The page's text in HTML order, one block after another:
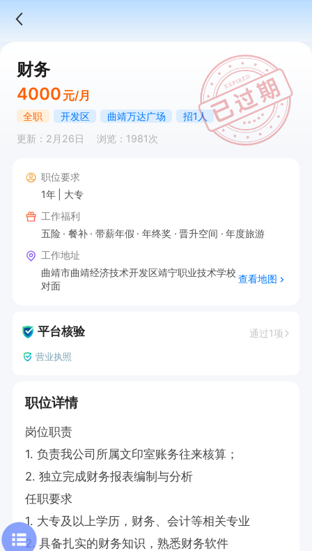
财务
4000 元/月
全职 开发区 曲靖万达广场
招1人
更新：2月26日
浏览：1981次
职位要求
1年
大专
工作福利
五险
餐补 带薪年假 年终奖 晋升空间
年度旅游
工作地址
曲靖市曲靖经济技术开发区靖宁职业技术学校
对面
查看地图
平台核验 通过1项
营业执照
职位详情
岗位职责
1. 负责我公司所属文印室账务往来核算；
2. 独立完成财务报表编制与分析
任职要求
1. 大专及以上学历，财务、会计等相关专业
2. 具备扎实的财务知识，熟悉财务软件